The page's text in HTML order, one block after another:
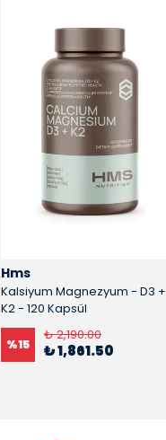
Hms
Kalsiyum Magnezyum - D3 +
K2 - 120 Kapsül
%15
₺ 2,190.00
₺ 1,861.50